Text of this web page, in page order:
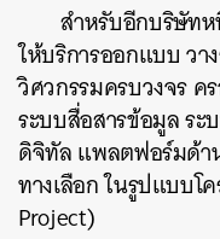
สำหรับอีกบริษัทห
ให้บริการออกแบบ วา
วิศวกรรมครบวงจร
ระบบสื่อสารข้อมูล ร
ดิจิทัล แพลตฟอร์มด้า
ทางเลือก ในรูปแบบโ
Project)